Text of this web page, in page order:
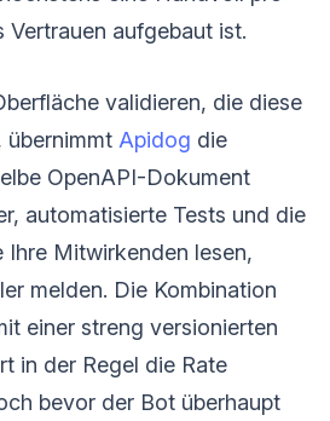
Vertrauen aufgebaut ist.
validieren, die diese
übernimmt Apidog die
OpenAPI-Dokument
automatisierte Tests und die
Ihre Mitwirkenden lesen,
melden. Die Kombination
einer streng versionierten
in der Regel die Rate
bevor der Bot überhaupt